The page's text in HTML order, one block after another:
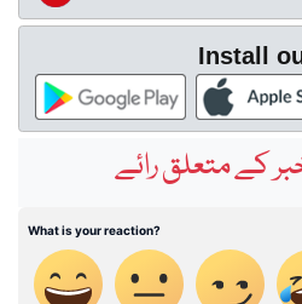
Install
کے متعلق رائے